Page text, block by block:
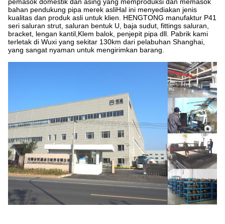
bahan pendukung pipa merek asliHal ini menyediakan jenis
kualitas dan produk asli untuk klien. HENGTONG manufaktur P41
seri saluran strut, saluran bentuk U, baja sudut, fittings saluran,
bracket, lengan kantil,Klem balok, penjepit pipa dll. Pabrik kami
terletak di Wuxi yang sekitar 130km dari pelabuhan Shanghai,
yang sangat nyaman untuk mengirimkan barang.